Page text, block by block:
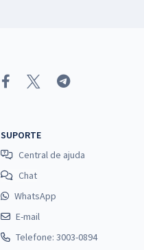
SUPORTE
Central de ajuda
Chat
WhatsApp
E-mail
Telefone: 3003-0894